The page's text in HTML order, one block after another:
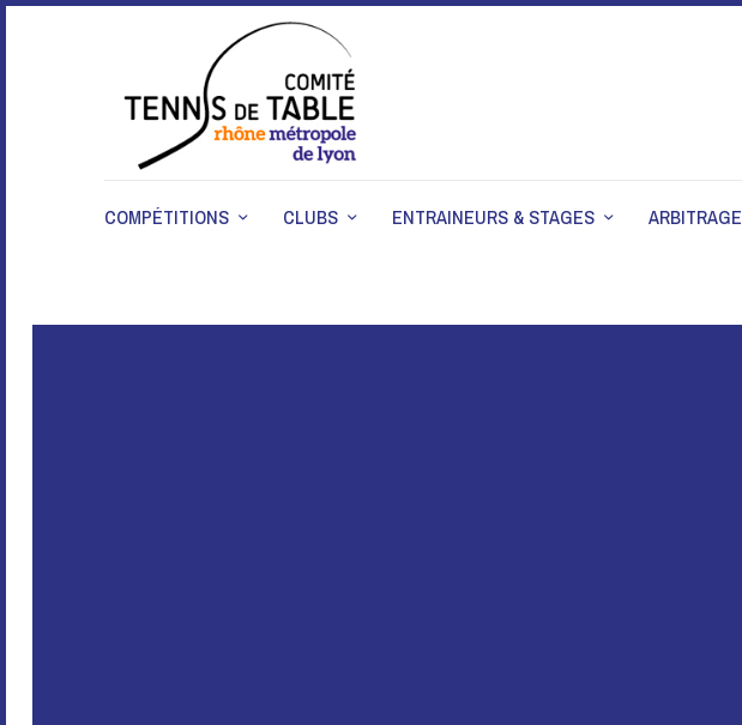
COMPÉTITIONS CLUBS ENTRAINEURS & STAGES ARBITRAGE